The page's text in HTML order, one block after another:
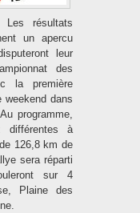
résultats
un apercu
leur
des
la première
weekend dans
programme,
différentes à
126,8 km de
sera réparti
sur 4
Plaine des